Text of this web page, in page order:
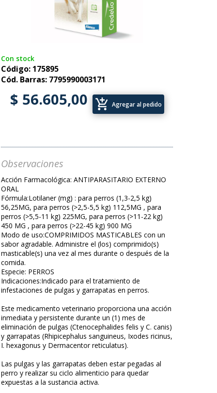
Con stock
Código: 175895
Cód. Barras: 7795990003171
$ 56.605,00 add_shopping_cart Agregar al pedido
Observaciones
Acción Farmacológica: ANTIPARASITARIO EXTERNO
ORAL
Fórmula:Lotilaner (mg) : para perros (1,3-2,5 kg)
56,25MG, para perros (>2,5-5,5 kg) 112,5MG , para
perros (>5,5-11 kg) 225MG, para perros (>11-22 kg)
450 MG , para perros (>22-45 kg) 900 MG
Modo de uso:COMPRIMIDOS MASTICABLES con un
sabor agradable. Administre el (los) comprimido(s)
masticable(s) una vez al mes durante o después de la
comida.
Especie: PERROS
Indicaciones:Indicado para el tratamiento de
infestaciones de pulgas y garrapatas en perros.
Este medicamento veterinario proporciona una acción
inmediata y persistente durante un (1) mes de
eliminación de pulgas (Ctenocephalides felis y C. canis)
y garrapatas (Rhipicephalus sanguineus, Ixodes ricinus,
I. hexagonus y Dermacentor reticulatus).
Las pulgas y las garrapatas deben estar pegadas al
perro y realizar su ciclo alimenticio para quedar
expuestas a la sustancia activa.